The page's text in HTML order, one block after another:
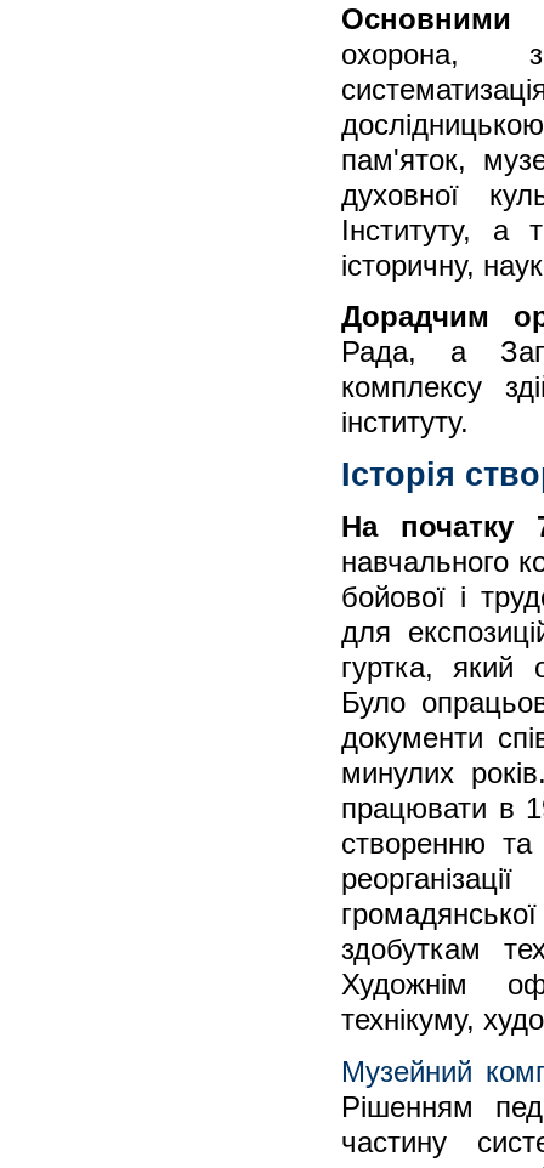
Основними
охорона,
пам'яток,
духовної
Інституту, а
історичну,
Дорадчим
Рада, а
комплексу
інституту.
Історія
На початку
навчального
бойової і
для
гуртка,
Було
документи
минулих
працювати в
створенню та
здобуткам
Художнім
технікуму,
Музейний
Рішенням
частину